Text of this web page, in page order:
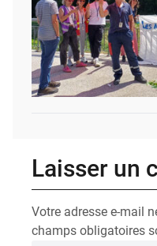
Laisser un
Votre adresse e-mail
champs obligatoires